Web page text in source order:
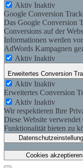
Aktiv Inaktiv
Google Conversion
Das Google Conversion
Conversions auf der
Informationen werden
AdWords Kampagnen
Aktiv Inaktiv
Erweitertes Conversion
Aktiv Inaktiv
Erweitertes Conversion
Aktiv Inaktiv
Wir respektieren Ihre
Diese Website
Funktionalität bieten zu
Cookies akzeptieren